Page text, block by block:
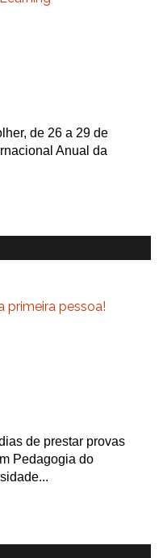
de 26 a 29 de
Anual da
primeira pessoa!
de prestar provas
Pedagogia do